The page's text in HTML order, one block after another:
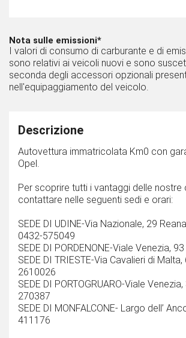
Nota sulle emissioni*
I valori di consumo di carburante e di
sono relativi ai veicoli nuovi e sono
seconda degli accessori opzionali
nell'equipaggiamento del veicolo.
Descrizione
Autovettura immatricolata Km0 con
Opel.
Per scoprire tutti i vantaggi delle
contattare nelle seguenti sedi e orari:
SEDE DI UDINE-Via Nazionale, 29
0432-575049
SEDE DI PORDENONE-Viale Venezia,
SEDE DI TRIESTE-Via Cavalieri di
2610026
SEDE DI PORTOGRUARO-Viale
270387
SEDE DI MONFALCONE- Largo dell’
411176